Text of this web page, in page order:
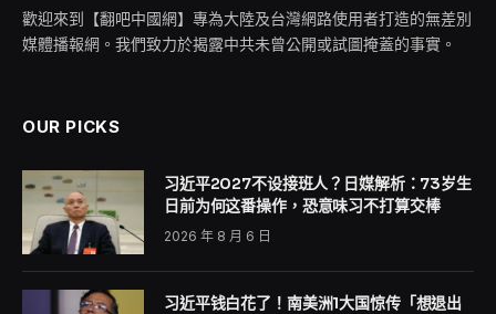
歡迎來到【翻吧中國網】專為大陸及台灣網路使用者打造的無差別
媒體播報網。我們致力於揭露中共未曾公開或試圖掩蓋的事實。
OUR PICKS
习近平2027不设接班人？日媒解析：73岁生
日前为何这番操作，恐意味习不打算交棒
2026 年 8 月 6 日
习近平钱白花了！南美洲1大国惊传「想退出